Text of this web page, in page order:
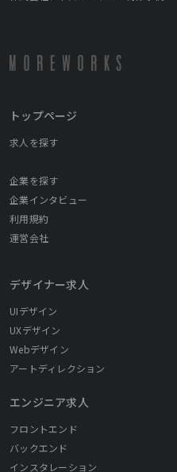
トップページ
求人を探す
企業を探す
企業インタビュー
利用規約
運営会社
デザイナー求人
UIデザイン
UXデザイン
Webデザイン
アートディレクション
エンジニア求人
フロントエンド
バックエンド
インスタレーション